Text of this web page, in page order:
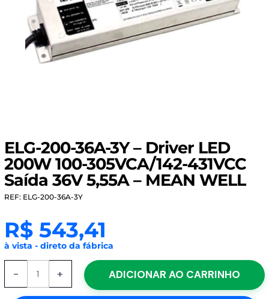
ELG-200-36A-3Y – Driver LED
200W 100-305VCA/142-431VCC
Saída 36V 5,55A – MEAN WELL
REF: ELG-200-36A-3Y
R$543,41
à vista - direto da fábrica
- + ADICIONAR AO CARRINHO